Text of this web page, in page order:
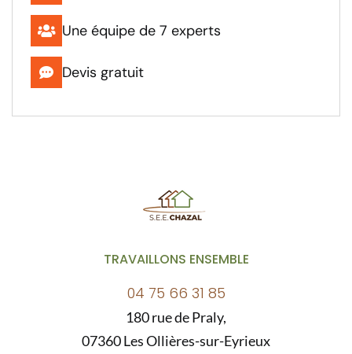
Une équipe de 7 experts
Devis gratuit
TRAVAILLONS ENSEMBLE
04 75 66 31 85
180 rue de Praly,
07360 Les Ollières-sur-Eyrieux